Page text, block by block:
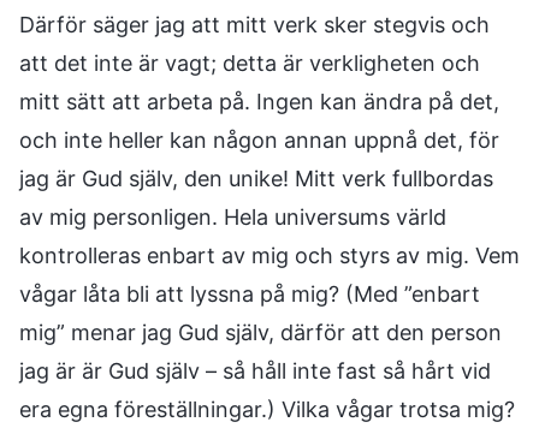
Därför säger jag att mitt verk sker stegvis och
att det inte är vagt; detta är verkligheten och
mitt sätt att arbeta på. Ingen kan ändra på det,
och inte heller kan någon annan uppnå det, för
jag är Gud själv, den unike! Mitt verk fullbordas
av mig personligen. Hela universums värld
kontrolleras enbart av mig och styrs av mig. Vem
vågar låta bli att lyssna på mig? (Med ”enbart
mig” menar jag Gud själv, därför att den person
jag är är Gud själv – så håll inte fast så hårt vid
era egna föreställningar.) Vilka vågar trotsa mig?